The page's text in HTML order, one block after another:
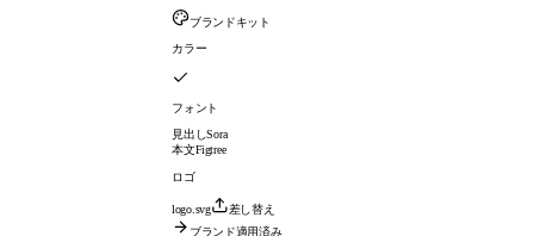
ブランドキット
カラー
フォント
見出しSora
本文Figtree
ロゴ
logo.svg
差し替え
ブランド適用済み